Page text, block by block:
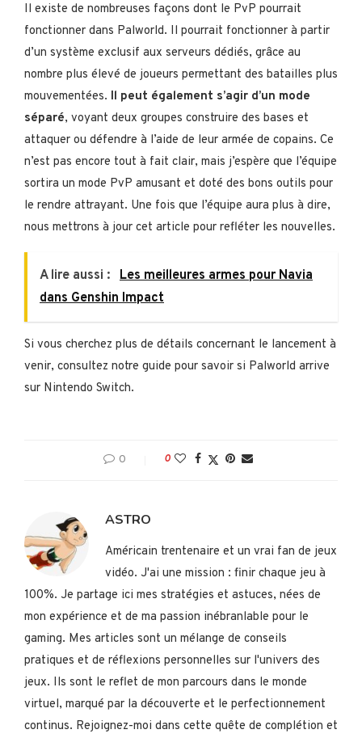
Il existe de nombreuses façons dont le PvP pourrait
fonctionner dans Palworld. Il pourrait fonctionner à partir
d’un système exclusif aux serveurs dédiés, grâce au
nombre plus élevé de joueurs permettant des batailles plus
mouvementées. Il peut également s’agir d’un mode
séparé, voyant deux groupes construire des bases et
attaquer ou défendre à l’aide de leur armée de copains. Ce
n’est pas encore tout à fait clair, mais j’espère que l’équipe
sortira un mode PvP amusant et doté des bons outils pour
le rendre attrayant. Une fois que l’équipe aura plus à dire,
nous mettrons à jour cet article pour refléter les nouvelles.
A lire aussi :
Les meilleures armes pour Navia
dans Genshin Impact
Si vous cherchez plus de détails concernant le lancement à
venir, consultez notre guide pour savoir si Palworld arrive
sur Nintendo Switch.
0 0
ASTRO
Américain trentenaire et un vrai fan de jeux
vidéo. J'ai une mission : finir chaque jeu à
100%. Je partage ici mes stratégies et astuces, nées de
mon expérience et de ma passion inébranlable pour le
gaming. Mes articles sont un mélange de conseils
pratiques et de réflexions personnelles sur l'univers des
jeux. Ils sont le reflet de mon parcours dans le monde
virtuel, marqué par la découverte et le perfectionnement
continus. Rejoignez-moi dans cette quête de complétion et